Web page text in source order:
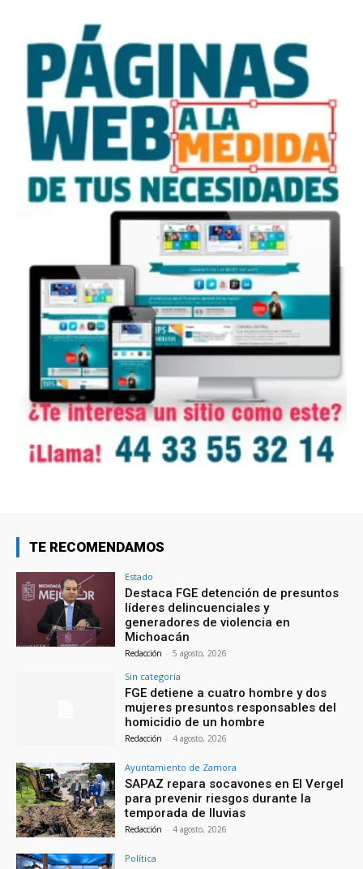
TE RECOMENDAMOS
Estado
Destaca FGE detención de presuntos
líderes delincuenciales y
generadores de violencia en
Michoacán
Redacción - 5 agosto, 2026
Sin categoría
FGE detiene a cuatro hombre y dos
mujeres presuntos responsables del
homicidio de un hombre
Redacción - 4 agosto, 2026
Ayuntamiento de Zamora
SAPAZ repara socavones en El Vergel
para prevenir riesgos durante la
temporada de lluvias
Redacción - 4 agosto, 2026
Política